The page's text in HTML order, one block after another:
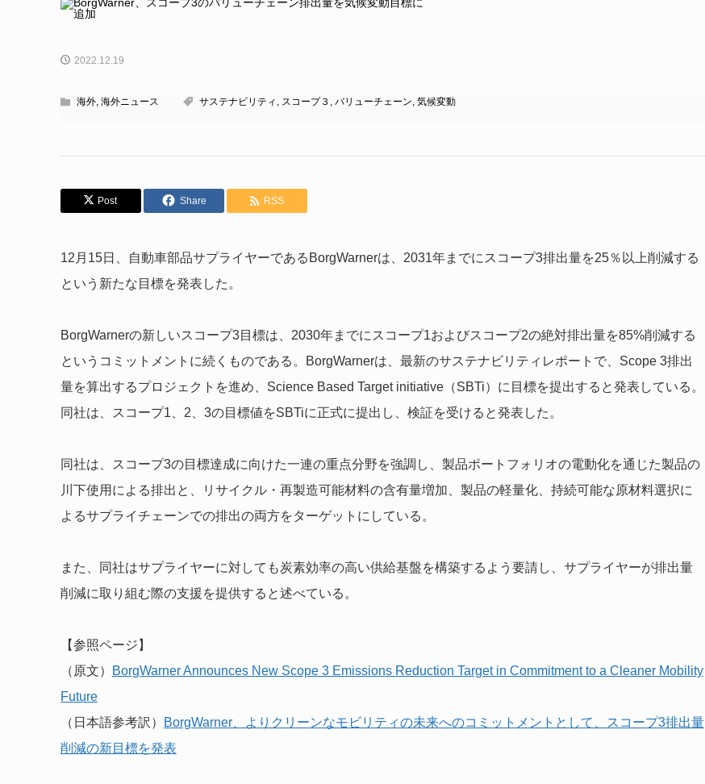
2022.12.19
海外, 海外ニュース サステナビリティ , スコープ３ , バリューチェーン, 気候変動
Post Share RSS
12月15日、自動車部品サプライヤーであるBorgWarnerは、2031年までにスコープ3排出量を25％以上削減する
という新たな目標を発表した。
BorgWarnerの新しいスコープ3目標は、2030年までにスコープ1およびスコープ2の絶対排出量を85%削減する
というコミットメントに続くものである。BorgWarnerは、最新のサステナビリティレポートで、Scope 3排出
量を算出するプロジェクトを進め、Science Based Target initiative（SBTi）に目標を提出すると発表している。
同社は、スコープ1、2、3の目標値をSBTiに正式に提出し、検証を受けると発表した。
同社は、スコープ3の目標達成に向けた一連の重点分野を強調し、製品ポートフォリオの電動化を通じた製品の
川下使用による排出と、リサイクル・再製造可能材料の含有量増加、製品の軽量化、持続可能な原材料選択に
よるサプライチェーンでの排出の両方をターゲットにしている。
また、同社はサプライヤーに対しても炭素効率の高い供給基盤を構築するよう要請し、サプライヤーが排出量
削減に取り組む際の支援を提供すると述べている。
【参照ページ】
（原文）
BorgWarner Announces New Scope 3 Emissions Reduction Target in Commitment to a Cleaner Mobility
Future
（日本語参考訳）
BorgWarner、よりクリーンなモビリティの未来へのコミットメントとして、スコープ3排出量
削減の新目標を発表